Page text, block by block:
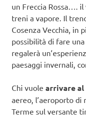
un Freccia Rossa….
treni a vapore. Il
Cosenza Vecchia, in
possibilità di fare
regalerà
paesaggi invernali,
Chi vuole arrivare al
aereo, l’aeroporto
Terme sul versante